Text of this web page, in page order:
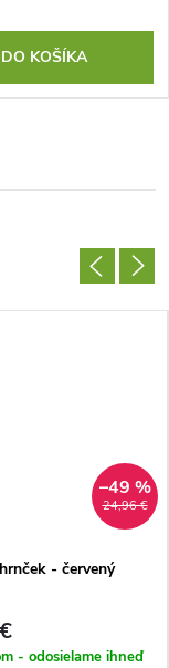
DO KOŠÍKA
24,96 €
–49 %
- červený
- odosielame ihneď